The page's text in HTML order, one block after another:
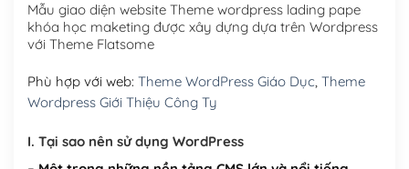
Hosting 2GB SSD (1 năm) (+450,000₫)
Hosting 5GB SSD (1 năm)
Mẫu giao diện website Theme wordpress lading pape
khóa học maketing được xây dựng dựa trên Wordpress
với Theme Flatsome
Phù hợp với web: Theme WordPress Giáo Dục, Theme
Wordpress Giới Thiệu Công Ty
I. Tại sao nên sử dụng WordPress